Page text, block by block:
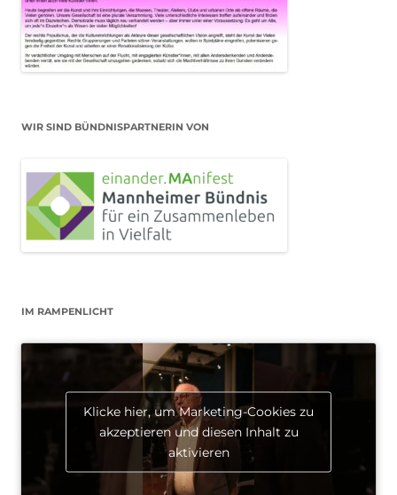
WIR SIND BÜNDNISPARTNERIN VON
IM RAMPENLICHT
Klicke hier, um Marketing-Cookies zu
akzeptieren und diesen Inhalt zu
aktivieren